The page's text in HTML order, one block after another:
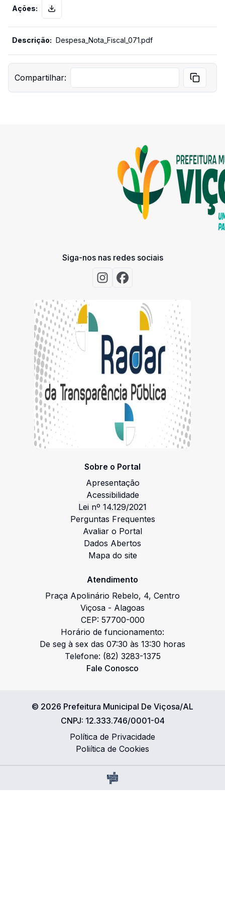
Despesa_Nota_Fiscal_071.pdf
500.65 KB
Compartilhar:
Siga-nos nas redes sociais
Acessar Instagram
Acessar Facebook
Sobre o Portal
Apresentação
Acessibilidade
Lei nº 14.129/2021
Perguntas Frequentes
Avaliar o Portal
Dados Abertos
Mapa do site
Atendimento
Praça Apolinário Rebelo, 4, Centro
Viçosa - Alagoas
CEP: 57700-000
Horário de funcionamento:
De seg à sex das 07:30 às 13:30 horas
Telefone: (82) 3283-1375
Fale Conosco
© 2026 Prefeitura Municipal De Viçosa/AL
CNPJ: 12.333.746/0001-04
Política de Privacidade
Poliítica de Cookies